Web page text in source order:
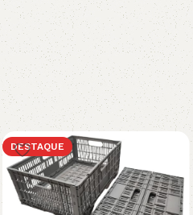
DESTAQUE